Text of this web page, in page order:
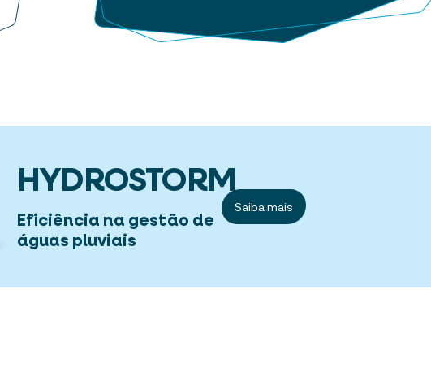
HYDROSTORM
Eficiência na gestão de
águas pluviais
Saiba mais